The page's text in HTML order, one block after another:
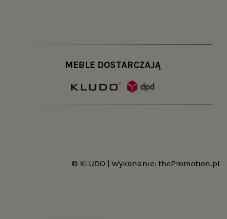
i projektu. W efekcie konsola będzie idealnie
Możliwy jest
mebel, który idealnie pasuje do wystroju
MEBLE DOSTARCZAJĄ
© KLUDO | Wykonanie: thePromotion.pl